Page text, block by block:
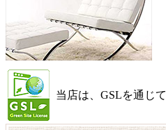
当店は、GSLを通じて